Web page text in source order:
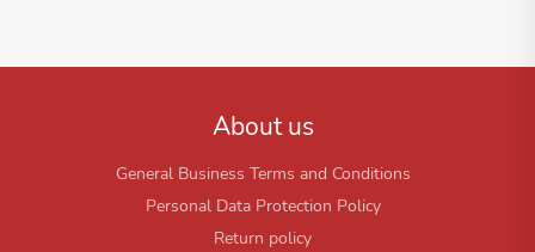
About us
General Business Terms and Conditions
Personal Data Protection Policy
Return policy